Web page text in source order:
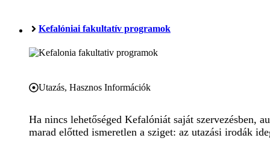
Kefalóniai fakultatív programok
Utazás, Hasznos Információk
Ha nincs lehetőséged Kefalóniát saját szervezésben,
marad előtted ismeretlen a sziget: az utazási irodák